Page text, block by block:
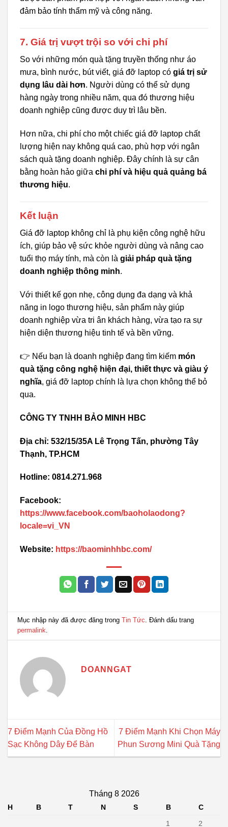
đảm bảo tính thẩm mỹ và công năng.
7. Giá trị vượt trội so với chi phí
So với những món quà tặng truyền thống như áo
mưa, bình nước, bút viết, giá đỡ laptop có giá trị sử
dụng lâu dài hơn. Người dùng có thể sử dụng
hàng ngày trong nhiều năm, qua đó thương hiệu
doanh nghiệp cũng được duy trì lâu bền.
Hơn nữa, chi phí cho một chiếc giá đỡ laptop chất
lượng hiện nay không quá cao, phù hợp với ngân
sách quà tặng doanh nghiệp. Đây chính là sự cân
bằng hoàn hảo giữa chi phí và hiệu quả quảng bá
thương hiệu.
Kết luận
Giá đỡ laptop không chỉ là phụ kiện công nghệ hữu
ích, giúp bảo vệ sức khỏe người dùng và nâng cao
tuổi thọ máy tính, mà còn là giải pháp quà tặng
doanh nghiệp thông minh.
Với thiết kế gọn nhẹ, công dụng đa dạng và khả
năng in logo thương hiệu, sản phẩm này giúp
doanh nghiệp vừa tri ân khách hàng, vừa tạo ra sự
hiện diện thương hiệu tinh tế và bền vững.
👉 Nếu bạn là doanh nghiệp đang tìm kiếm món
quà tặng công nghệ hiện đại, thiết thực và giàu ý
nghĩa, giá đỡ laptop chính là lựa chọn không thể bỏ
qua.
CÔNG TY TNHH BẢO MINH HBC
Địa chỉ: 532/15/35A Lê Trọng Tấn, phường Tây
Thạnh, TP.HCM
Hotline: 0814.271.968
Facebook:
https://www.facebook.com/baoholaodong?
locale=vi_VN
Website: https://baominhhbc.com/
Mục nhập này đã được đăng trongTin Tức. Đánh dấu trang
permalink.
DOANNGAT
7 Điểm Mạnh Của Đồng Hồ
Sạc Không Dây Để Bàn
7 Điểm Mạnh Khi Chọn Máy
Phun Sương Mini Quà Tặng
Tháng 8 2026
H B T N S B
C
1
2